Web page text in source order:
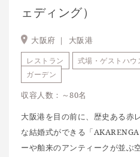
ェディング）
大阪府 ｜ 大阪港
レストラン 式場・ゲストハウ
ガーデン
収容人数：～80名
大阪港を目の前に、歴史ある赤
な結婚式ができる「
ーや舶来のアンティークが並ぶ